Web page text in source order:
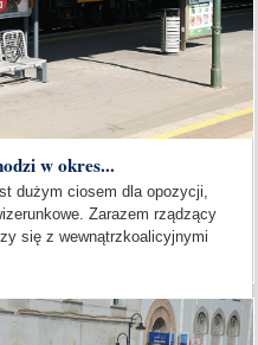
w okres...
dużym ciosem dla opozycji,
Zarazem rządzący
się z wewnątrzkoalicyjnymi